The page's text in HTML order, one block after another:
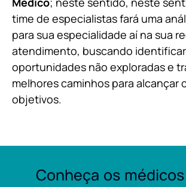
time de especialistas fará uma
para sua especialidade aí na sua
atendimento, buscando identificar
oportunidades não exploradas e
melhores caminhos para alcançar
objetivos.
Conheça os